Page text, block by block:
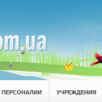
ПЕРСОНАЛИИ УЧРЕЖДЕНИЯ